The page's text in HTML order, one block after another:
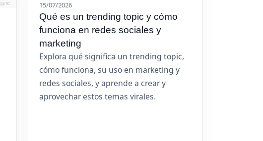
15/07/2026
Qué es un trending topic y cómo
funciona en redes sociales y
marketing
Explora qué significa un trending topic,
cómo funciona, su uso en marketing y
redes sociales, y aprende a crear y
aprovechar estos temas virales.